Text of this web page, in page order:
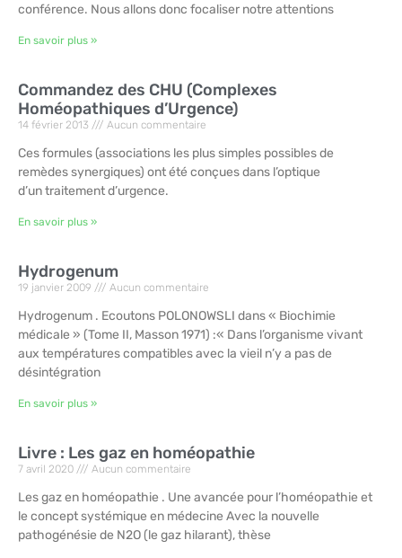
conférence. Nous allons donc focaliser notre attentions
En savoir plus »
Commandez des CHU (Complexes
Homéopathiques d’Urgence)
14 février 2013 Aucun commentaire
Ces formules (associations les plus simples possibles de
remèdes synergiques) ont été conçues dans l’optique
d’un traitement d’urgence.
En savoir plus »
Hydrogenum
19 janvier 2009 Aucun commentaire
Hydrogenum . Ecoutons POLONOWSLI dans « Biochimie
médicale » (Tome II, Masson 1971) :« Dans l’organisme vivant
aux températures compatibles avec la vieil n’y a pas de
désintégration
En savoir plus »
Livre : Les gaz en homéopathie
7 avril 2020 Aucun commentaire
Les gaz en homéopathie . Une avancée pour l’homéopathie et
le concept systémique en médecine Avec la nouvelle
pathogénésie de N2O (le gaz hilarant), thèse